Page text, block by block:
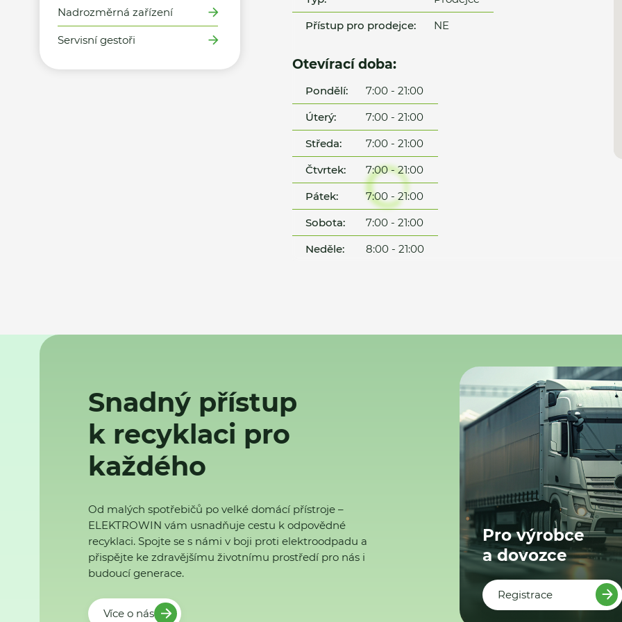
Nadrozměrná zařízení
Servisní gestoři
Přístup pro prodejce:
NE
Otevírací doba:
Pondělí:
7:00 - 21:00
Úterý:
7:00 - 21:00
Středa:
7:00 - 21:00
Čtvrtek:
7:00 - 21:00
Pátek:
7:00 - 21:00
Sobota:
7:00 - 21:00
Neděle:
8:00 - 21:00
Snadný přístup
k recyklaci pro
každého
Od malých spotřebičů po velké domácí přístroje –
ELEKTROWIN vám usnadňuje cestu k odpovědné
recyklaci. Spojte se s námi v boji proti elektroodpadu a
přispějte ke zdravějšímu životnímu prostředí pro nás i
budoucí generace.
Více o nás
Pro výrobce
a dovozce
Registrace